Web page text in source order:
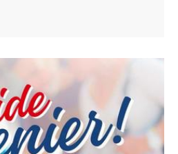
et places du village. Jouets,
vêtements